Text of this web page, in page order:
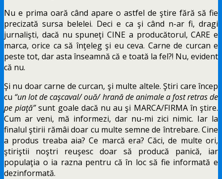
Nu e prima oară când apare o astfel de ştire fără să fie
precizată sursa belelei. Deci e ca şi când n-ar fi, dragi
jurnalişti, dacă nu spuneţi CINE a producătorul, CARE e
marca, orice ca să înţeleg şi eu ceva. Carne de curcan e
peste tot, dar asta înseamnă că e toată la fel?! Nu, evident
că nu.
Şi nu doar carne de curcan, şi multe altele. Ştiri care încep
cu “un lot de caşcaval/ ouă/ hrană de animale a fost retras de
pe piaţă”sunt goale dacă nu au şi MARCA/FIRMA în ştire.
Cum ar veni, mă informezi, dar nu-mi zici nimic. Iar la
finalul ştirii rămâi doar cu multe semne de întrebare. Cine
a produs treaba aia? Ce marcă era? Căci, de multe ori,
ştiriştii noştri reuşesc doar să producă panică, iar
populaţia o ia razna pentru că în loc să fie informată e
dezinformată.